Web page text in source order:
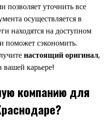
позволяет уточнить все
осуществляется в
находятся на доступном
поможет сэкономить.
настоящий оригинал,
вашей карьере!
компанию для